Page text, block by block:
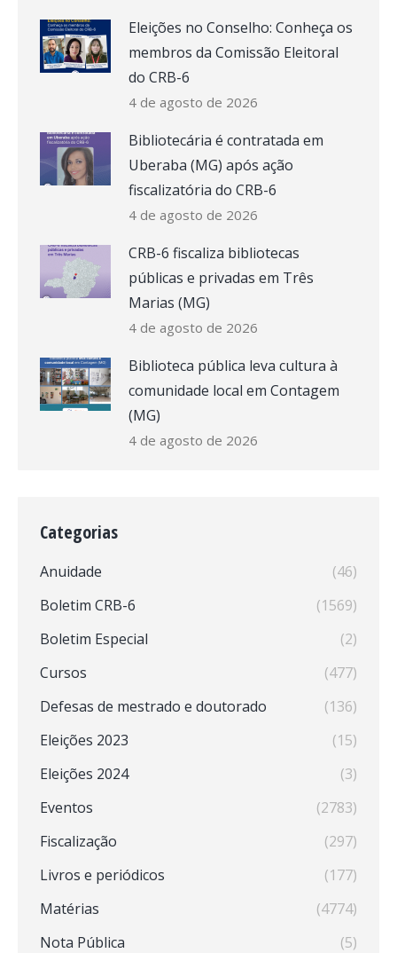
Eleições no Conselho: Conheça os
membros da Comissão Eleitoral
do CRB-6
4 de agosto de 2026
Bibliotecária é contratada em
Uberaba (MG) após ação
fiscalizatória do CRB-6
4 de agosto de 2026
CRB-6 fiscaliza bibliotecas
públicas e privadas em Três
Marias (MG)
4 de agosto de 2026
Biblioteca pública leva cultura à
comunidade local em Contagem
(MG)
4 de agosto de 2026
Categorias
Anuidade
(46)
Boletim CRB-6
(1569)
Boletim Especial
(2)
Cursos
(477)
Defesas de mestrado e doutorado
(136)
Eleições 2023
(15)
Eleições 2024
(3)
Eventos
(2783)
Fiscalização
(297)
Livros e periódicos
(177)
Matérias
(4774)
Nota Pública
(5)